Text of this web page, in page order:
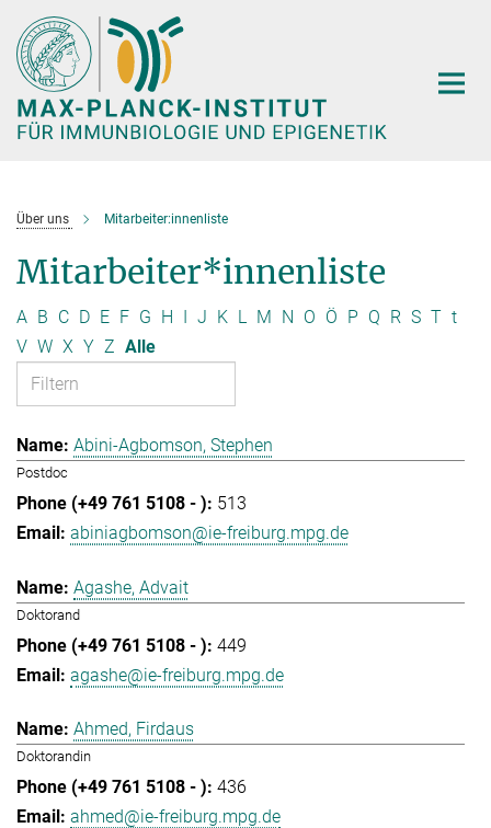
Hauptinhalt
Über uns Mitarbeiter:innenliste
Mitarbeiter*innenliste
A B C D E F G H I J K L M N O Ö P Q R S T t
V W X Y Z Alle
Abini-Agbomson, Stephen
Postdoc
513
abiniagbomson@ie-freiburg.mpg.de
Agashe, Advait
Doktorand
449
agashe@ie-freiburg.mpg.de
Ahmed, Firdaus
Doktorandin
436
ahmed@ie-freiburg.mpg.de